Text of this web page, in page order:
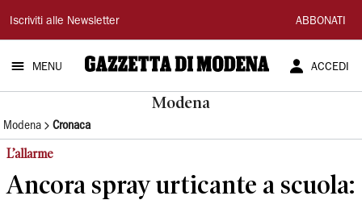
Gazzetta
di
Modena
Iscriviti alle Newsletter ABBONATI
MENU ACCEDI
Modena
Modena Cronaca
L’allarme
Ancora spray urticante a scuola: